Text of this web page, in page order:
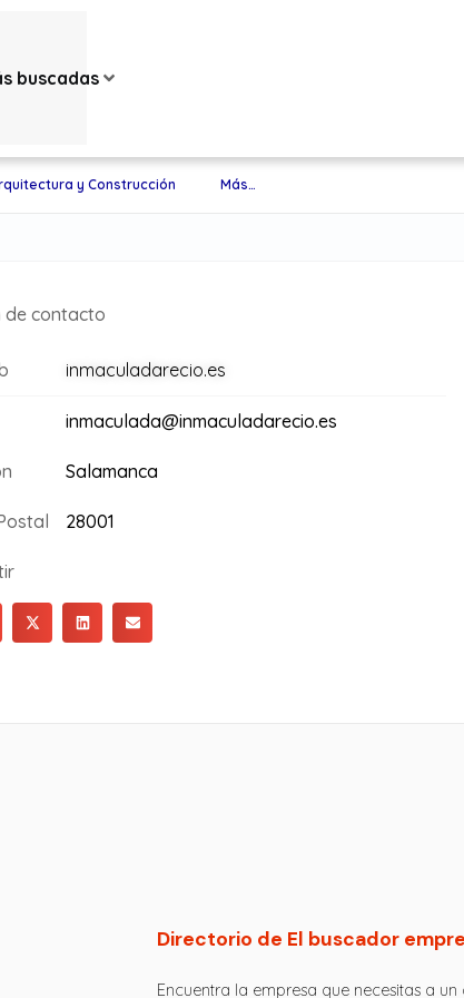
buscadas
y Construcción Más…
de contacto
inmaculadarecio.es
inmaculada@inmaculadarecio.es
Salamanca
28001
Directorio de El buscador
Encuentra la empresa que necesitas a